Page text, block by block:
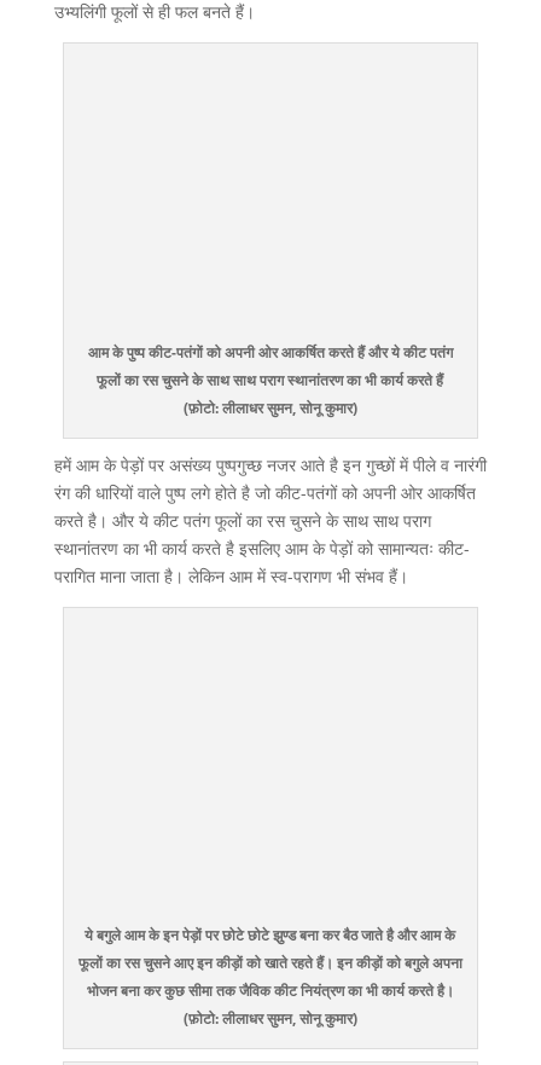
उभ्यलिंगी फूलों से ही फल बनते हैं।
आम के पुष्प कीट-पतंगों को अपनी ओर आकर्षित करते हैं और ये कीट पतंग
फूलों का रस चुसने के साथ साथ पराग स्थानांतरण का भी कार्य करते हैं
(फ़ोटो: लीलाधर सुमन, सोनू कुमार)
हमें आम के पेड़ों पर असंख्य पुष्पगुच्छ नजर आते है इन गुच्छों में पीले व नारंगी
रंग की धारियों वाले पुष्प लगे होते है जो कीट-पतंगों को अपनी ओर आकर्षित
करते है। और ये कीट पतंग फूलों का रस चुसने के साथ साथ पराग
स्थानांतरण का भी कार्य करते है इसलिए आम के पेड़ों को सामान्यतः कीट-
परागित माना जाता है। लेकिन आम में स्व-परागण भी संभव हैं।
ये बगुले आम के इन पेड़ों पर छोटे छोटे झुण्ड बना कर बैठ जाते है और आम के
फूलों का रस चुसने आए इन कीड़ों को खाते रहते हैं। इन कीड़ों को बगुले अपना
भोजन बना कर कुछ सीमा तक जैविक कीट नियंत्रण का भी कार्य करते है।
(फ़ोटो: लीलाधर सुमन, सोनू कुमार)